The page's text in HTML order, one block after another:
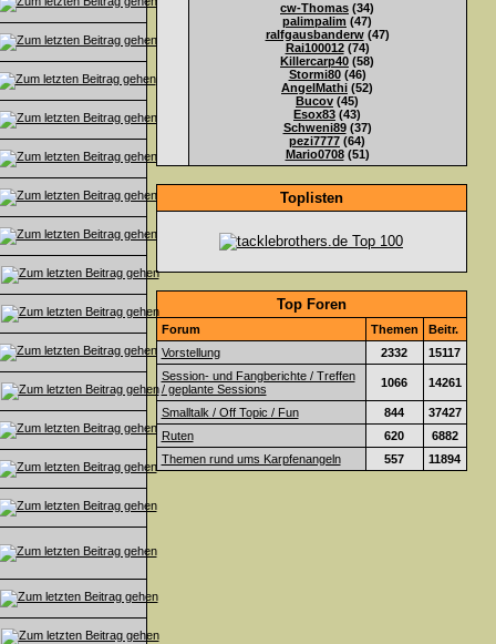
cw-Thomas (34)
palimpalim (47)
ralfgausbanderw(47)
Rai100012(74)
Killercarp40 (58)
Stormi80(46)
AngelMathi (52)
Bucov (45)
Esox83 (43)
Schweni89(37)
pezi7777 (64)
Mario0708(51)
Toplisten
Top Foren
Forum Themen
Beitr.
Vorstellung
2332
15117
Session- und Fangberichte / Treffen
/ geplante Sessions
1066 14261
Smalltalk / Off Topic / Fun 844
37427
Ruten
620
6882
Themen rund ums Karpfenangeln
557 11894